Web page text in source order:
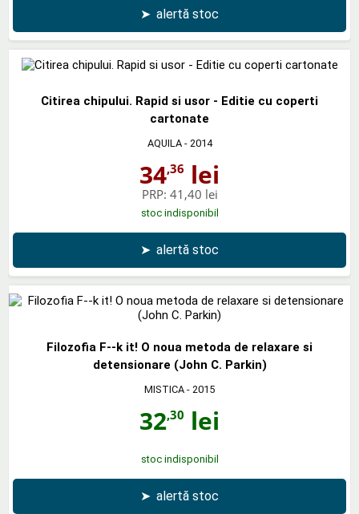
➤ alertă stoc
Citirea chipului. Rapid si usor - Editie cu coperti
cartonate
AQUILA- 2014
34,36 lei
PRP: 41,40 lei
stoc indisponibil
➤ alertă stoc
Filozofia F--k it! O noua metoda de relaxare si
detensionare (John C. Parkin)
MISTICA - 2015
32,30 lei
stoc indisponibil
➤ alertă stoc